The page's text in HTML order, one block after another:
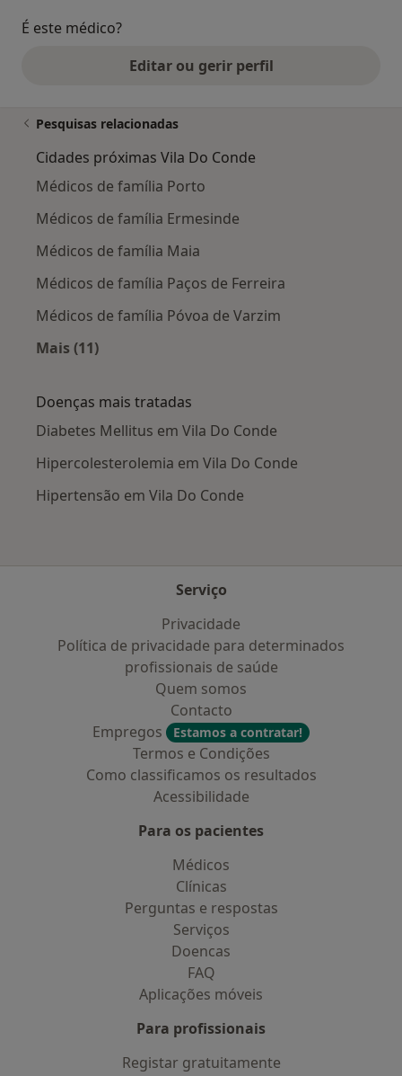
É este médico?
Editar ou gerir perfil
Pesquisas relacionadas
Cidades próximas Vila Do Conde
Médicos de família Porto
Médicos de família Ermesinde
Médicos de família Maia
Médicos de família Paços de Ferreira
Médicos de família Póvoa de Varzim
Mais (11)
Doenças mais tratadas
Diabetes Mellitus em Vila Do Conde
Hipercolesterolemia em Vila Do Conde
Hipertensão em Vila Do Conde
Serviço
Privacidade
Política de privacidade para determinados
profissionais de saúde
Quem somos
Contacto
Empregos
Estamos a contratar!
Termos e Condições
Como classificamos os resultados
Acessibilidade
Para os pacientes
Médicos
Clínicas
Perguntas e respostas
Serviços
Doencas
FAQ
Aplicações móveis
Para profissionais
Registar gratuitamente